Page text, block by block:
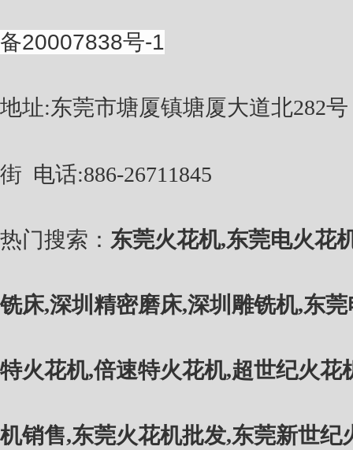
备20007838号-1
地址:东莞市塘厦镇塘厦大道北282
街 电话:886-26711845
热门搜索： 东莞火花机,东莞电火花
铣床,深圳精密磨床,深圳雕铣机,东
特火花机,倍速特火花机,超世纪火花
机销售,东莞火花机批发,东莞新世纪